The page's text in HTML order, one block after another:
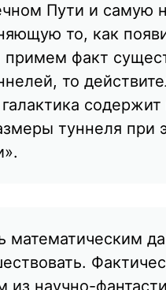
Пути и самую
то, как
примем факт
то
туннеля при
математическим
из научно-